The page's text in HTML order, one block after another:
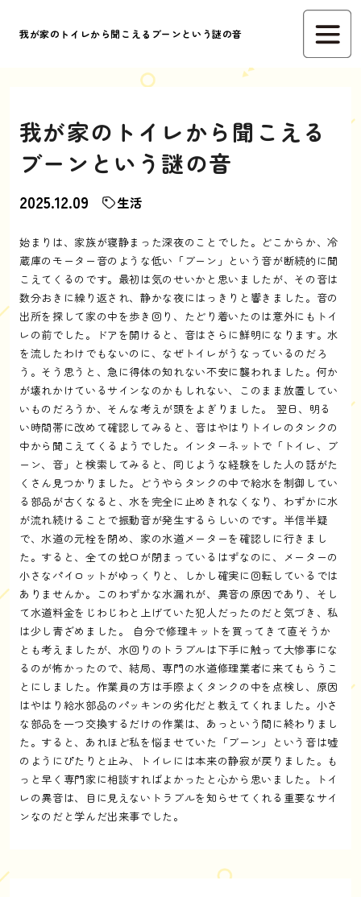
我が家のトイレから聞こえるブーンという謎の音
我が家のトイレから聞こえる
ブーンという謎の音
2025.12.09 生活
始まりは、家族が寝静まった深夜のことでした。どこからか、冷
蔵庫のモーター音のような低い「ブーン」という音が断続的に聞
こえてくるのです。最初は気のせいかと思いましたが、その音は
数分おきに繰り返され、静かな夜にはっきりと響きました。音の
出所を探して家の中を歩き回り、たどり着いたのは意外にもトイ
レの前でした。ドアを開けると、音はさらに鮮明になります。水
を流したわけでもないのに、なぜトイレがうなっているのだろ
う。そう思うと、急に得体の知れない不安に襲われました。何か
が壊れかけているサインなのかもしれない、このまま放置してい
いものだろうか、そんな考えが頭をよぎりました。 翌日、明る
い時間帯に改めて確認してみると、音はやはりトイレのタンクの
中から聞こえてくるようでした。インターネットで「トイレ、ブ
ーン、音」と検索してみると、同じような経験をした人の話がた
くさん見つかりました。どうやらタンクの中で給水を制御してい
る部品が古くなると、水を完全に止めきれなくなり、わずかに水
が流れ続けることで振動音が発生するらしいのです。半信半疑
で、水道の元栓を閉め、家の水道メーターを確認しに行きまし
た。すると、全ての蛇口が閉まっているはずなのに、メーターの
小さなパイロットがゆっくりと、しかし確実に回転しているでは
ありませんか。このわずかな水漏れが、異音の原因であり、そし
て水道料金をじわじわと上げていた犯人だったのだと気づき、私
は少し青ざめました。 自分で修理キットを買ってきて直そうか
とも考えましたが、水回りのトラブルは下手に触って大惨事にな
るのが怖かったので、結局、専門の水道修理業者に来てもらうこ
とにしました。作業員の方は手際よくタンクの中を点検し、原因
はやはり給水部品のパッキンの劣化だと教えてくれました。小さ
な部品を一つ交換するだけの作業は、あっという間に終わりまし
た。すると、あれほど私を悩ませていた「ブーン」という音は嘘
のようにぴたりと止み、トイレには本来の静寂が戻りました。も
っと早く専門家に相談すればよかったと心から思いました。トイ
レの異音は、目に見えないトラブルを知らせてくれる重要なサイ
ンなのだと学んだ出来事でした。